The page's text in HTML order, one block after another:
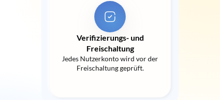
Verifizierungs- und
Freischaltung
Jedes Nutzerkonto wird vor der
Freischaltung geprüft.